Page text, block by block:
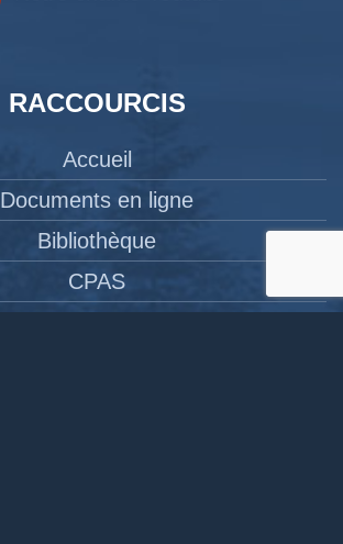
RACCOURCIS
Accueil
Documents en ligne
Bibliothèque
CPAS